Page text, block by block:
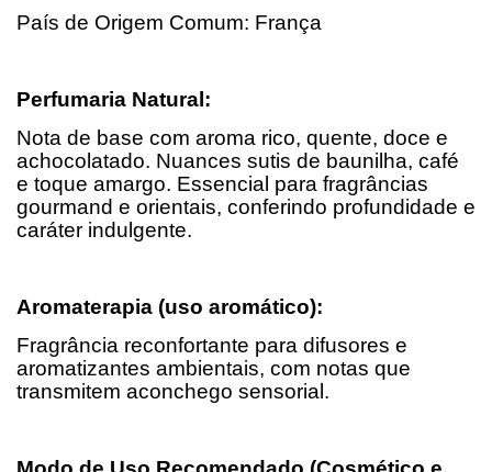
País de Origem Comum: França
Perfumaria Natural:
Nota de base com aroma rico, quente, doce e
achocolatado. Nuances sutis de baunilha, café
e toque amargo. Essencial para fragrâncias
gourmand e orientais, conferindo profundidade e
caráter indulgente.
Aromaterapia (uso aromático):
Fragrância reconfortante para difusores e
aromatizantes ambientais, com notas que
transmitem aconchego sensorial.